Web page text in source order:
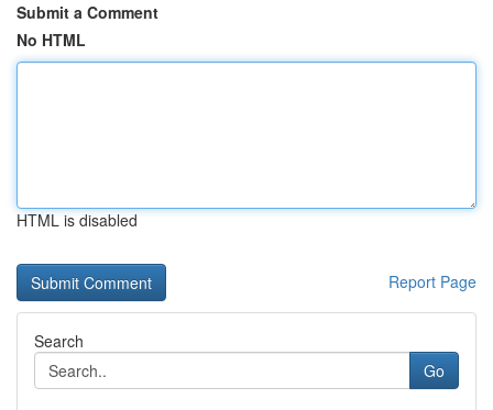
Submit a Comment
No HTML
HTML is disabled
Report Page
Search
Go